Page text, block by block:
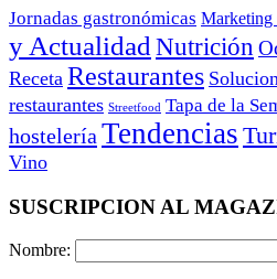
Jornadas gastronómicas Marketing
y Actualidad Nutrición
Receta Restaurantes
restaurantes Streetfood Tapa de la
hostelería Tendencias
Vino
SUSCRIPCION AL
Nombre: